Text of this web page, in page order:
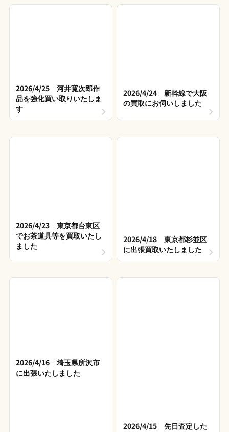
2026/4/25 河井寛次郎作
品を強化買い取りいたしま
す
2026/4/24 新幹線で大阪
の買取にお伺いしました
2026/4/23 東京都台東区
でお茶道具等を買取いたし
ました
2026/4/18 東京都杉並区
に出張買取いたしました
2026/4/16 埼玉県所沢市
に出張いたしました
2026/4/15 先日査定した